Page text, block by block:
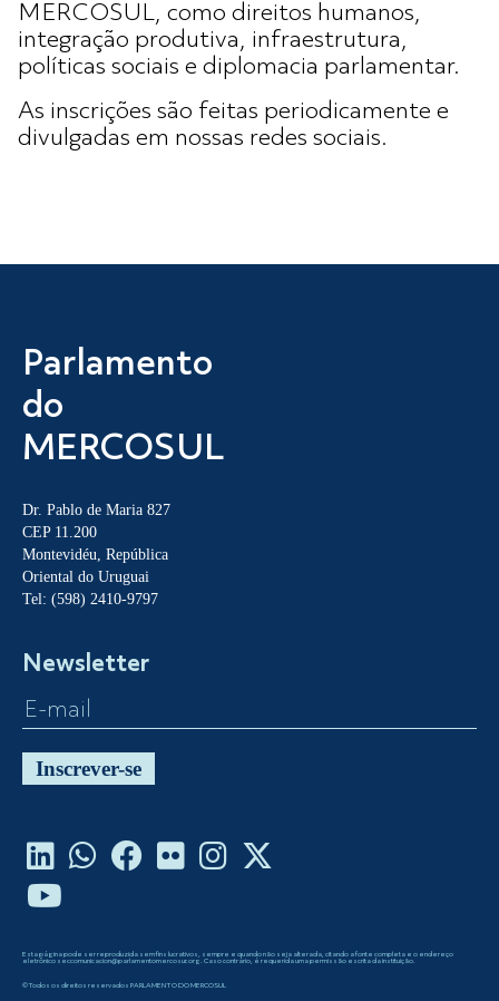
MERCOSUL, como direitos humanos,
integração produtiva, infraestrutura,
políticas sociais e diplomacia parlamentar.
As inscrições são feitas periodicamente e
divulgadas em nossas redes sociais.
Parlamento
do
MERCOSUL
Dr. Pablo de Maria 827
CEP 11.200
Montevidéu, República
Oriental do Uruguai
Tel: (598) 2410-9797
Newsletter
Inscrever-se
Esta página pode ser reproduzida sem fins lucrativos, sempre e quando não seja alterada, citando a fonte completa e o endereço
eletrônico seccomunicacion@parlamentomercosur.org. Caso contrário, é requerida uma permissão escrita da instituição.
©Todos os direitos reservados PARLAMENTO DO MERCOSUL